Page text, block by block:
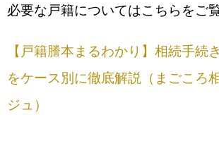
必要な戸籍についてはこちらをご
【戸籍謄本まるわかり】相続手続
をケース別に徹底解説（まごころ
ジュ）